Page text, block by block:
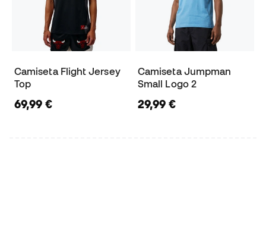
Camiseta Flight Jersey
Top
69,99 €
Camiseta Jumpman
Small Logo 2
29,99 €